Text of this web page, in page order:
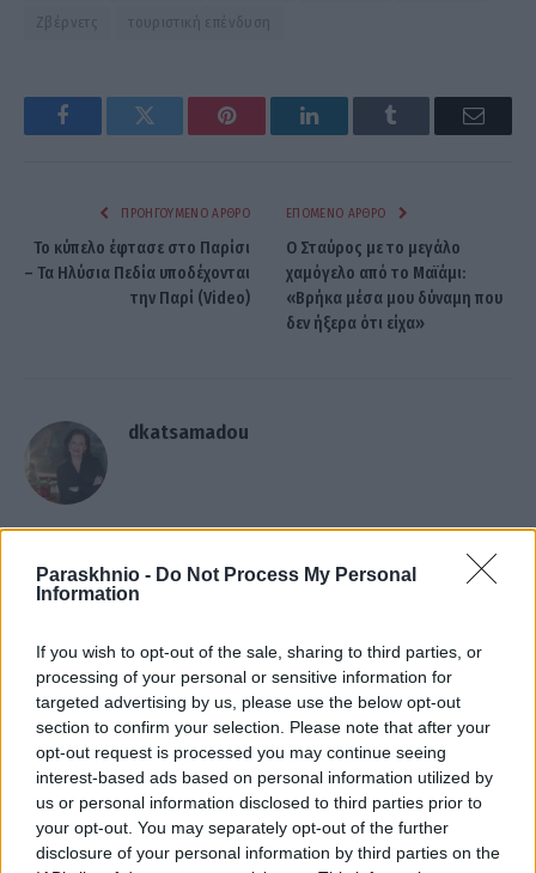
Paraskhnio - Do Not Process My Personal
Information
If you wish to opt-out of the sale, sharing to third parties, or
processing of your personal or sensitive information for
targeted advertising by us, please use the below opt-out
section to confirm your selection. Please note that after your
opt-out request is processed you may continue seeing
interest-based ads based on personal information utilized by
us or personal information disclosed to third parties prior to
your opt-out. You may separately opt-out of the further
disclosure of your personal information by third parties on the
Ζβέρνετς τουριστική επένδυση
FacebookTwitter Pinterest LinkedInTumblr Email
ΠΡΟΗΓΟΎΜΕΝΟ ΆΡΘΡΟ
Το κύπελο έφτασε στο Παρίσι
– Τα Ηλύσια Πεδία υποδέχονται
την Παρί (Video)
ΕΠΌΜΕΝΟ ΆΡΘΡΟ
Ο Σταύρος με το μεγάλο
χαμόγελο από το Μαϊάμι:
«Βρήκα μέσα μου δύναμη που
δεν ήξερα ότι είχα»
dkatsamadou
ΣΧΕΤΙΚΑΑΡΘΡΑ